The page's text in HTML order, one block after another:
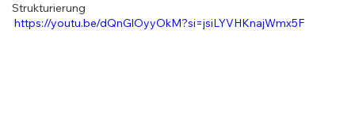
Strukturierung
https://youtu.be/dQnGlOyyOkM?si=jsiLYVHKnajWmx5F